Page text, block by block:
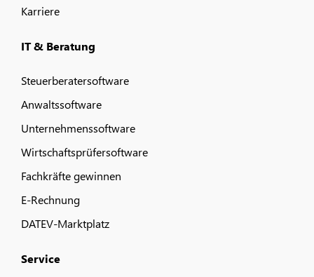
Karriere
IT & Beratung
Steuerberatersoftware
Anwaltssoftware
Unternehmenssoftware
Wirtschaftsprüfersoftware
Fachkräfte gewinnen
E-Rechnung
DATEV-Marktplatz
Service